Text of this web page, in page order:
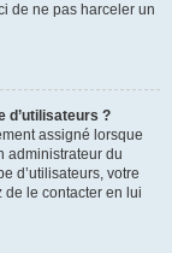
de ne pas harceler un
d’utilisateurs ?
assigné lorsque
administrateur du
d’utilisateurs, votre
de le contacter en lui